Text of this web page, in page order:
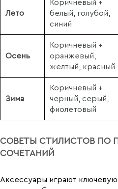
Лето
Коричневый +
белый, голубой,
синий
Осень
Коричневый +
оранжевый,
желтый, красный
Зима
Коричневый +
черный, серый,
фиолетовый
СОВЕТЫ СТИЛИСТОВ ПО
СОЧЕТАНИЙ
Аксессуары играют ключевую